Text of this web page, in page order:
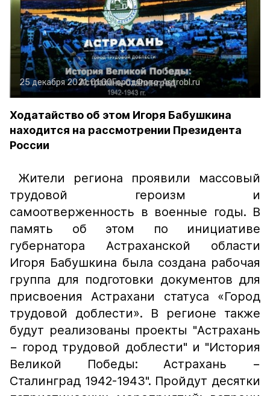
25 декабря 2021, 01:00ГородФото:Astrobl.ru
Ходатайство об этом Игоря Бабушкина
находится на рассмотрении Президента
России
Жители региона проявили массовый
трудовой героизм и
самоотверженность в военные годы. В
память об этом по инициативе
губернатора Астраханской области
Игоря Бабушкина была создана рабочая
группа для подготовки документов для
присвоения Астрахани статуса «Город
трудовой доблести». В регионе также
будут реализованы проекты "Астрахань
− город трудовой доблести" и "История
Великой Победы: Астрахань −
Сталинград 1942-1943". Пройдут десятки